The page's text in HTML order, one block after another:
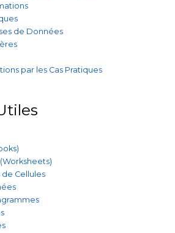
de Données
par les Cas Pratiques
de Cellules